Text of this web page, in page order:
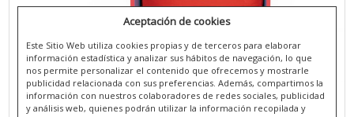
Aceptación de cookies
Este Sitio Web utiliza cookies propias y de terceros para elaborar
información estadística y analizar sus hábitos de navegación, lo que
nos permite personalizar el contenido que ofrecemos y mostrarle
publicidad relacionada con sus preferencias. Además, compartimos la
información con nuestros colaboradores de redes sociales, publicidad
y análisis web, quienes podrán utilizar la información recopilada y